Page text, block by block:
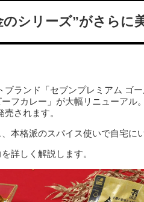
のシリーズ”がさらに
ブランド「セブンプレミアム ゴ
ーフカレー」が大幅リニューアル
されます。
本格派のスパイス使いで自宅に
詳しく解説します。